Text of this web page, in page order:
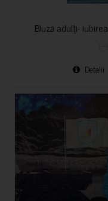
Bluză adulți-
Detalii